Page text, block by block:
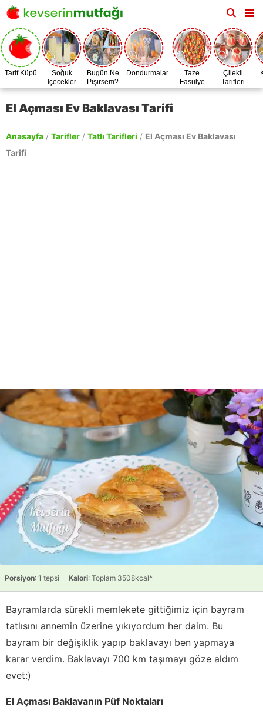
Tarif Küpü
Soğuk
İçecekler
Bugün Ne
Pişirsem?
Dondurmalar
Taze
Fasulye
Zamanı
Çilekli
Tarifleri
El Açması Ev Baklavası Tarifi
Anasayfa / Tarifler / Tatlı Tarifleri / El Açması Ev Baklavası
Tarifi
Porsiyon: 1 tepsi Kalori: Toplam 3508kcal*
Bayramlarda sürekli memlekete gittiğimiz için bayram
tatlısını annemin üzerine yıkıyordum her daim. Bu
bayram bir değişiklik yapıp baklavayı ben yapmaya
karar verdim. Baklavayı 700 km taşımayı göze aldım
evet:)
El Açması Baklavanın Püf Noktaları